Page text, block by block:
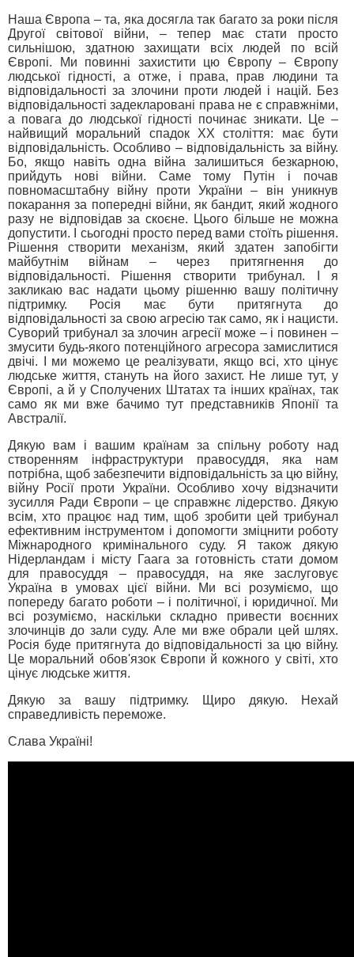
Наша Європа – та, яка досягла так багато за роки після
Другої світової війни, – тепер має стати просто
сильнішою, здатною захищати всіх людей по всій
Європі. Ми повинні захистити цю Європу – Європу
людської гідності, а отже, і права, прав людини та
відповідальності за злочини проти людей і націй. Без
відповідальності задекларовані права не є справжніми,
а повага до людської гідності починає зникати. Це –
найвищий моральний спадок ХХ століття: має бути
відповідальність. Особливо – відповідальність за війну.
Бо, якщо навіть одна війна залишиться безкарною,
прийдуть нові війни. Саме тому Путін і почав
повномасштабну війну проти України – він уникнув
покарання за попередні війни, як бандит, який жодного
разу не відповідав за скоєне. Цього більше не можна
допустити. І сьогодні просто перед вами стоїть рішення.
Рішення створити механізм, який здатен запобігти
майбутнім війнам – через притягнення до
відповідальності. Рішення створити трибунал. І я
закликаю вас надати цьому рішенню вашу політичну
підтримку. Росія має бути притягнута до
відповідальності за свою агресію так само, як і нацисти.
Суворий трибунал за злочин агресії може – і повинен –
змусити будь-якого потенційного агресора замислитися
двічі. І ми можемо це реалізувати, якщо всі, хто цінує
людське життя, стануть на його захист. Не лише тут, у
Європі, а й у Сполучених Штатах та інших країнах, так
само як ми вже бачимо тут представників Японії та
Австралії.
Дякую вам і вашим країнам за спільну роботу над
створенням інфраструктури правосуддя, яка нам
потрібна, щоб забезпечити відповідальність за цю війну,
війну Росії проти України. Особливо хочу відзначити
зусилля Ради Європи – це справжнє лідерство. Дякую
всім, хто працює над тим, щоб зробити цей трибунал
ефективним інструментом і допомогти зміцнити роботу
Міжнародного кримінального суду. Я також дякую
Нідерландам і місту Гаага за готовність стати домом
для правосуддя – правосуддя, на яке заслуговує
Україна в умовах цієї війни. Ми всі розуміємо, що
попереду багато роботи – і політичної, і юридичної. Ми
всі розуміємо, наскільки складно привести воєнних
злочинців до зали суду. Але ми вже обрали цей шлях.
Росія буде притягнута до відповідальності за цю війну.
Це моральний обов'язок Європи й кожного у світі, хто
цінує людське життя.
Дякую за вашу підтримку. Щиро дякую. Нехай
справедливість переможе.
Слава Україні!